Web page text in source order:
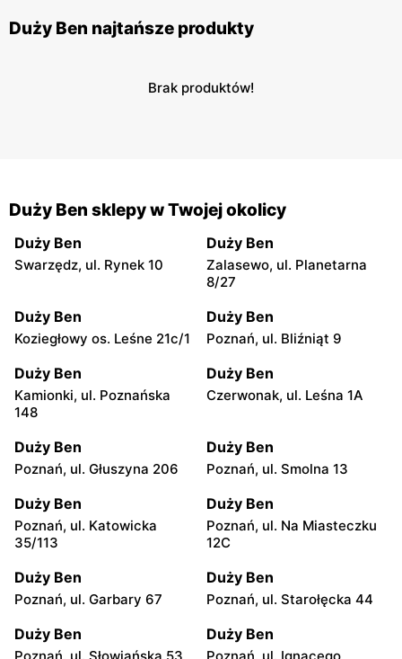
Duży Ben najtańsze produkty
Brak produktów!
Duży Ben sklepy w Twojej okolicy
Duży Ben
Swarzędz, ul. Rynek 10
Duży Ben
Zalasewo, ul. Planetarna
8/27
Duży Ben
Koziegłowy os. Leśne 21c/1
Duży Ben
Poznań, ul. Bliźniąt 9
Duży Ben
Kamionki, ul. Poznańska
148
Duży Ben
Czerwonak, ul. Leśna 1A
Duży Ben
Poznań, ul. Głuszyna 206
Duży Ben
Poznań, ul. Smolna 13
Duży Ben
Poznań, ul. Katowicka
35/113
Duży Ben
Poznań, ul. Na Miasteczku
12C
Duży Ben
Poznań, ul. Garbary 67
Duży Ben
Poznań, ul. Starołęcka 44
Duży Ben Duży Ben